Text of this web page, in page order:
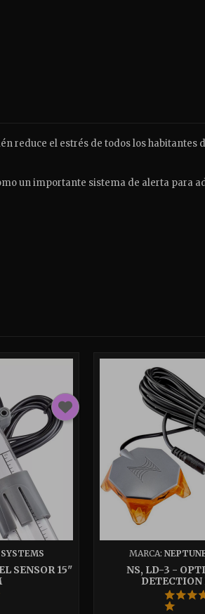
reduce el estrés de todos los habitantes
un importante sistema de alerta para
SENSOR 15"
MARCA:
NS, LD-3 -
DETECTION